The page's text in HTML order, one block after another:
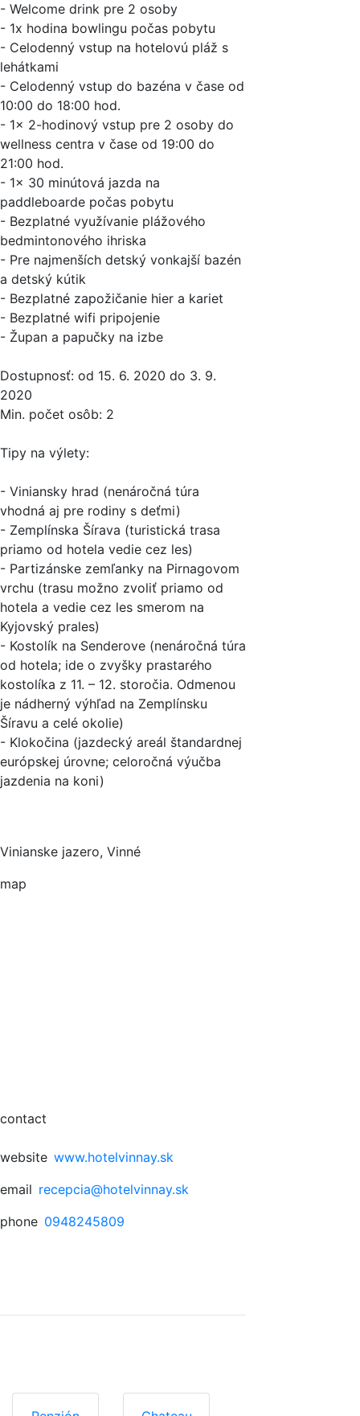
- Welcome drink pre 2 osoby
- 1x hodina bowlingu počas pobytu
- Celodenný vstup na hotelovú pláž s
lehátkami
- Celodenný vstup do bazéna v čase od
10:00 do 18:00 hod.
- 1x 2-hodinový vstup pre 2 osoby do
wellness centra v čase od 19:00 do
21:00 hod.
- 1x 30 minútová jazda na
paddleboarde počas pobytu
- Bezplatné využívanie plážového
bedmintonového ihriska
- Pre najmenších detský vonkajší bazén
a detský kútik
- Bezplatné zapožičanie hier a kariet
- Bezplatné wifi pripojenie
- Župan a papučky na izbe
Dostupnosť: od 15. 6. 2020 do 3. 9.
2020
Min. počet osôb: 2
Tipy na výlety:
- Viniansky hrad (nenáročná túra
vhodná aj pre rodiny s deťmi)
- Zemplínska Šírava (turistická trasa
priamo od hotela vedie cez les)
- Partizánske zemľanky na Pirnagovom
vrchu (trasu možno zvoliť priamo od
hotela a vedie cez les smerom na
Kyjovský prales)
- Kostolík na Senderove (nenáročná túra
od hotela; ide o zvyšky prastarého
kostolíka z 11. – 12. storočia. Odmenou
je nádherný výhľad na Zemplínsku
Šíravu a celé okolie)
- Klokočina (jazdecký areál štandardnej
európskej úrovne; celoročná výučba
jazdenia na koni)
Vinianske jazero, Vinné
map
contact
website www.hotelvinnay.sk
email recepcia@hotelvinnay.sk
phone 0948245809